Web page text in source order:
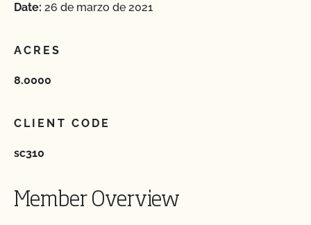
Date: 26 de marzo de 2021
ACRES
8.0000
CLIENT CODE
sc310
Member Overview